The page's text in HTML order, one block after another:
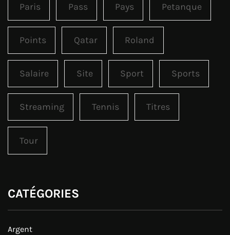
Paris Pass Pays Petanque
Points Qatar Roland
Salaire Site Sport Sports
Streaming Tennis Titres
Tour
CATÉGORIES
Argent